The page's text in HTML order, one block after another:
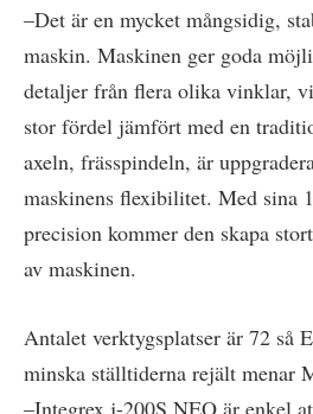
–Det är en mycket mångsidig,
maskin. Maskinen ger goda
detaljer från flera olika vinklar,
stor fördel jämfört med en
axeln, frässpindeln, är
maskinens flexibilitet. Med sina
precision kommer den skapa
av maskinen.
Antalet verktygsplatser är 72 så
minska ställtiderna rejält menar
–Integrex j-200S NEO är enkel